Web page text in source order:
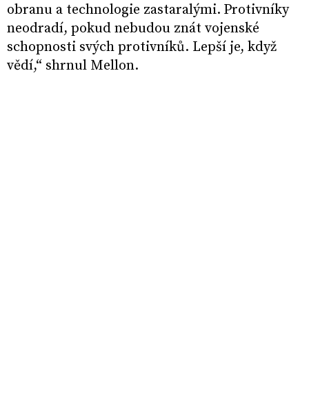
obranu a technologie zastaralými. Protivníky
neodradí, pokud nebudou znát vojenské
schopnosti svých protivníků. Lepší je, když
vědí,“ shrnul Mellon.